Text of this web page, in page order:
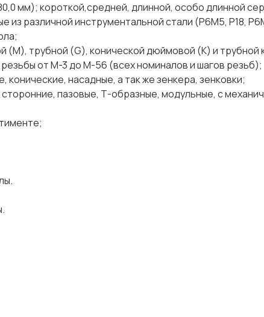
мм); короткой,средней, длинной, особо длинной
из различной инструментальной стали (Р6М5, Р18,
(М), трубной (G), конической дюймовой (К) и трубной
от М-3 до М-56 (всех номиналов и шагов резьб);
насадные, а так же зенкера, зенковки;
пазовые, Т-образные, модульные, с